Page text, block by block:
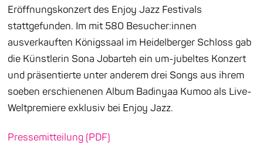
Eröffnungskonzert des Enjoy Jazz Festivals
stattgefunden. Im mit 580 Besucher:innen
ausverkauften Königssaal im Heidelberger Schloss gab
die Künstlerin Sona Jobarteh ein um-jubeltes Konzert
und präsentierte unter anderem drei Songs aus ihrem
soeben erschienenen Album Badinyaa Kumoo als Live-
Weltpremiere exklusiv bei Enjoy Jazz.
Pressemitteilung (PDF)